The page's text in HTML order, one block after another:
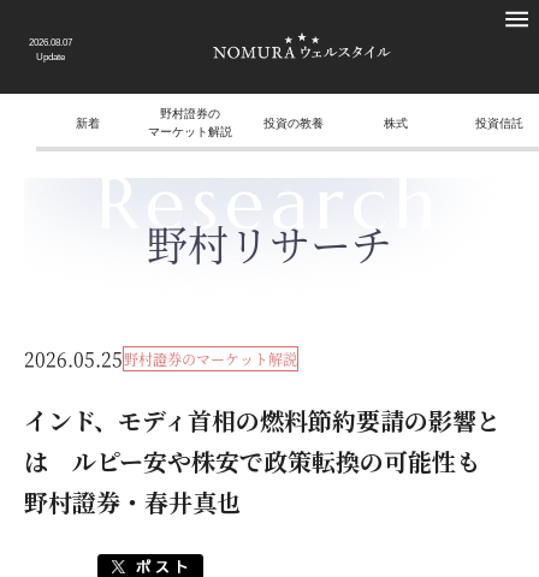
2026.08.07
Update
新着
野村證券の
マーケット解説
投資の教養 株式 投資信託
Research
野村リサーチ
2026.05.25野村證券のマーケット解説
インド、モディ首相の燃料節約要請の影響と
は ルピー安や株安で政策転換の可能性も
野村證券・春井真也